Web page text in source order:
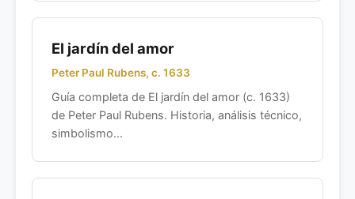
El jardín del amor
Peter Paul Rubens, c. 1633
Guía completa de El jardín del amor (c. 1633)
de Peter Paul Rubens. Historia, análisis técnico,
simbolismo...